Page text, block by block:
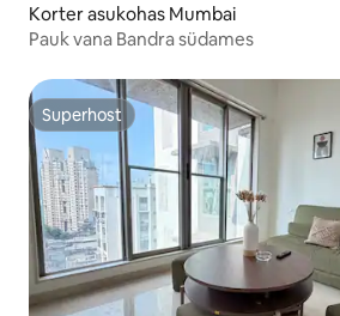
Korter asukohas Mumbai
Pauk vana Bandra südames
Superhost
Superhost